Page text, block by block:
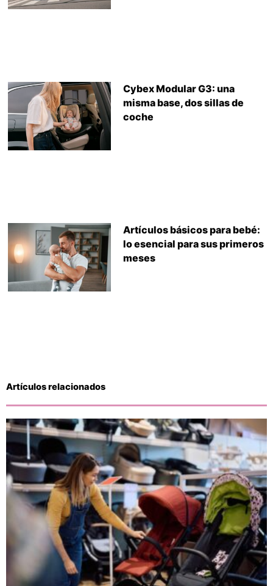
Cybex Modular G3: una
misma base, dos sillas de
coche
Artículos básicos para bebé:
lo esencial para sus primeros
meses
Artículos relacionados